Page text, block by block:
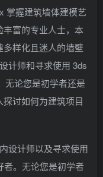
掌握建筑墙体建模艺
富的专业人士，本
样化且迷人的墙壁
计师和寻求使用 3ds
无论您是初学者还是
讨如何为建筑项目
设计师以及寻求使用
者。无论您是初学者